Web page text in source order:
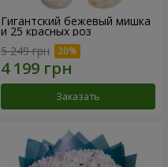
Гигантский бежевый мишка
и 25 красных роз
5 249 грн
Заказать